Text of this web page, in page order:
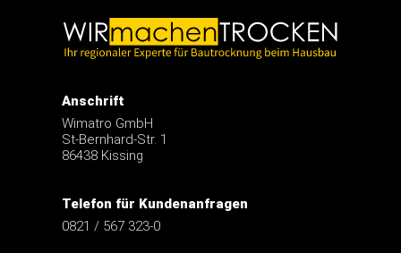
Anschrift
Wimatro GmbH
St-Bernhard-Str. 1
86438 Kissing
Telefon für Kundenanfragen
0821 / 567 323-0